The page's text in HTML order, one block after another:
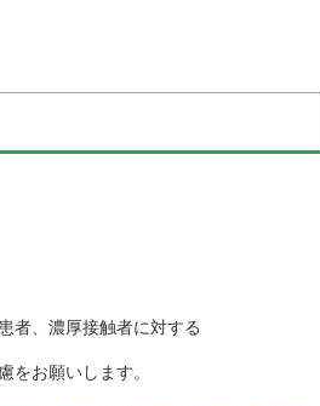
、濃厚接触者に対する
お願いします。